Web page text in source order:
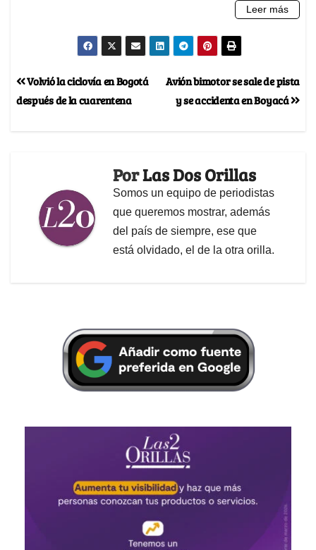
Avión bimotor se sale de pista
y se accidenta en Boyacá
Volvió la ciclovía en Bogotá
después de la cuarentena
PorLas Dos Orillas
Somos un equipo de periodistas
que queremos mostrar, además
del país de siempre, ese que
está olvidado, el de la otra orilla.